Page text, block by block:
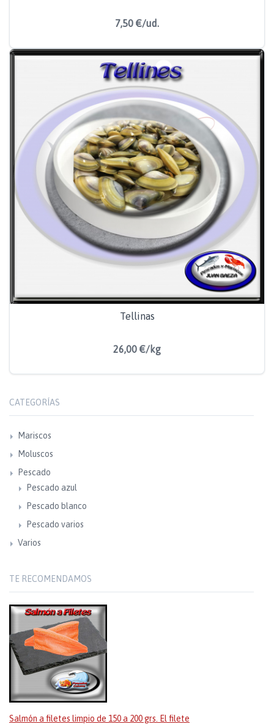
7,50 €/ud.
Tellinas
26,00 €/kg
CATEGORÍAS
Mariscos
Moluscos
Pescado
Pescado azul
Pescado blanco
Pescado varios
Varios
TE RECOMENDAMOS
Salmón a filetes limpio de 150 a 200 grs. El filete